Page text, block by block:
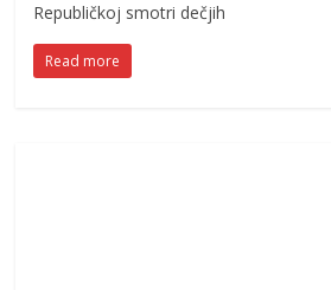
Republičkoj smotri dečjih
Read more